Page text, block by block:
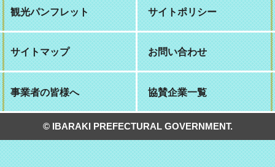
観光パンフレット サイトポリシー
サイトマップ お問い合わせ
事業者の皆様へ 協賛企業一覧
© IBARAKI PREFECTURAL GOVERNMENT.